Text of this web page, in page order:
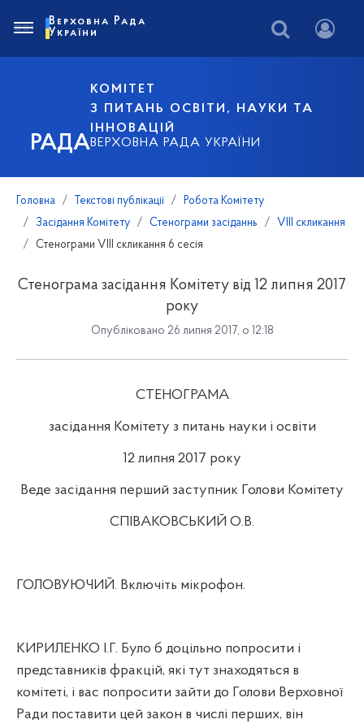
РАДА
КОМІТЕТ
З ПИТАНЬ ОСВІТИ, НАУКИ ТА
ІННОВАЦІЙ
ВЕРХОВНА РАДА УКРАЇНИ
Верховна Рада
України
Головна Текстові публікації
Робота Комітету
Засідання Комітету
Стенограми засіданнь
VIII скликання
Стенограми VIII скликання 6 сесія
Стенограма засідання Комітету від 12 липня 2017
року
Опубліковано 26 липня 2017, о 12:18
СТЕНОГРАМА
засідання Комітету з питань науки і освіти
12 липня 2017 року
Веде засідання перший заступник Голови Комітету
СПІВАКОВСЬКИЙ О.В.
ГОЛОВУЮЧИЙ. Включіть мікрофон.
КИРИЛЕНКО І.Г. Було б доцільно попросити і
представників фракцій, які тут знаходяться в
комітеті, і вас попросити зайти до Голови Верховної
Ради поставити цей закон в числі перших, він